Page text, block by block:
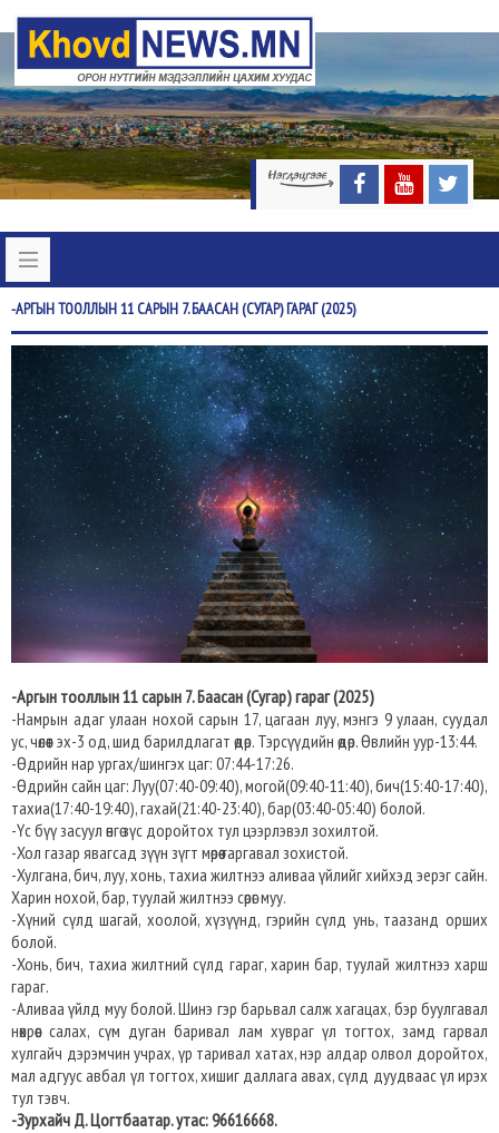
-АРГЫНТООЛЛЫН 11 САРЫН 7. БААСАН (СУГАР) ГАРАГ (2025)
-Аргын тооллын 11 сарын 7. Баасан (Сугар) гараг (2025)
-Намрын адаг улаан нохой сарын 17, цагаан луу, мэнгэ 9 улаан, суудал
ус, чөлөөт эх-3 од, шид барилдлагат өдөр. Тэрсүүдийн өдөр. Өвлийн уур-13:44.
-Өдрийн нар ургах/шингэх цаг: 07:44-17:26.
-Өдрийн сайн цаг: Луу(07:40-09:40), могой(09:40-11:40), бич(15:40-17:40),
тахиа(17:40-19:40), гахай(21:40-23:40), бар(03:40-05:40) болой.
-Үс бүү засуул өнгө зүс доройтох тул цээрлэвэл зохилтой.
-Хол газар явагсад зүүн зүгт мөрөө гаргавал зохистой.
-Хулгана, бич, луу, хонь, тахиа жилтнээ аливаа үйлийг хийхэд эерэг сайн.
Харин нохой, бар, туулай жилтнээ сөрөг муу.
-Хүний сүлд шагай, хоолой, хүзүүнд, гэрийн сүлд унь, таазанд орших
болой.
-Хонь, бич, тахиа жилтний сүлд гараг, харин бар, туулай жилтнээ харш
гараг.
-Аливаа үйлд муу болой. Шинэ гэр барьвал салж хагацах, бэр буулгавал
нөхрөөс салах, сүм дуган баривал лам хувраг үл тогтох, замд гарвал
хулгайч дэрэмчин учрах, үр таривал хатах, нэр алдар олвол доройтох,
мал адгуус авбал үл тогтох, хишиг даллага авах, сүлд дуудваас үл ирэх
тул тэвч.
-Зурхайч Д. Цогтбаатар. утас: 96616668.